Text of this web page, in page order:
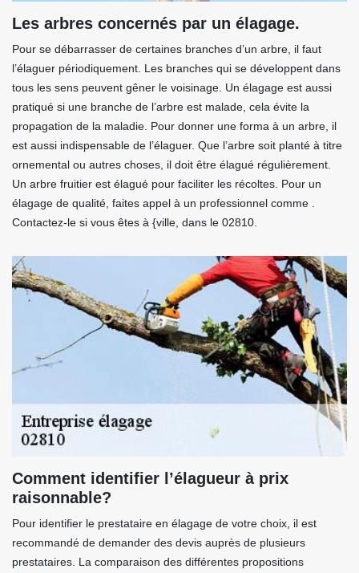
Les arbres concernés par un élagage.
Pour se débarrasser de certaines branches d’un arbre, il faut
l’élaguer périodiquement. Les branches qui se développent dans
tous les sens peuvent gêner le voisinage. Un élagage est aussi
pratiqué si une branche de l’arbre est malade, cela évite la
propagation de la maladie. Pour donner une forma à un arbre, il
est aussi indispensable de l’élaguer. Que l’arbre soit planté à titre
ornemental ou autres choses, il doit être élagué régulièrement.
Un arbre fruitier est élagué pour faciliter les récoltes. Pour un
élagage de qualité, faites appel à un professionnel comme .
Contactez-le si vous êtes à {ville, dans le 02810.
Comment identifier l’élagueur à prix
raisonnable?
Pour identifier le prestataire en élagage de votre choix, il est
recommandé de demander des devis auprès de plusieurs
prestataires. La comparaison des différentes propositions